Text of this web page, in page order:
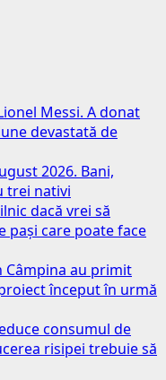
Messi. A donat
devastată de
2026. Bani,
trei nativi
dacă vrei să
pași care poate face
Câmpina au primit
început în urmă
consumul de
risipei trebuie să